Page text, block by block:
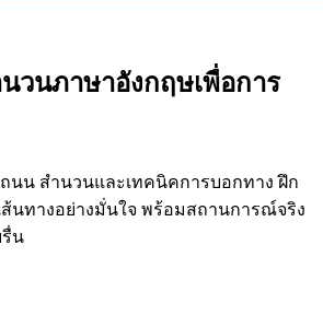
วนภาษาอังกฤษเพื่อการ
นน สำนวนและเทคนิคการบอกทาง ฝึก
นทางอย่างมั่นใจ พร้อมสถานการณ์จริง
รื่น